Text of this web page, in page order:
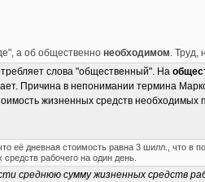
а об общественно необходимом. Труд,
слова "общественный". На
Причина в непонимании термина
жизненных средств необходимых
её дневная стоимость равна 3 шилл., что в
рабочего на один день.
среднюю сумму жизненных средств